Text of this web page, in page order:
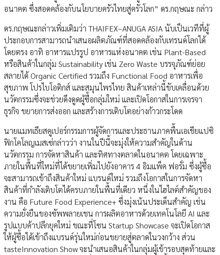
อนาคต ซึ่งสอดคล้องกับนโยบายครัวไทยสู่ครัวโลก” ดร.กฤษณะ กล่าว
ดร.กฤษณะกล่าวเพิ่มเติมว่า THAIFEX–ANUGA ASIA นับเป็นเวทีที่ผู้
ประกอบการสามารถนำเสนอผลิตภัณฑ์ที่สอดคล้องกับเทรนด์โลกได้
โดยตรง อาทิ อาหารแปรรูป อาหารแห่งอนาคต เช่น Plant-Based
หรือสินค้าในกลุ่ม Sustainability เช่น Zero Waste บรรจุภัณฑ์ย่อย
สลายได้ Organic Certified รวมถึง Functional Food อาหารเพื่อ
สุขภาพ โปรไบโอติกส์ และสมุนไพรไทย สินค้าเหล่านี้ขับเคลื่อนด้วย
นวัตกรรมซึ่งจะช่วยดึงดูดผู้ซื้อกลุ่มใหม่ และเปิดโอกาสในการเจรจา
ธุรกิจ ขยายการส่งออก และสร้างการเติบโตอย่างก้าวกระโดด
นายแมทเธียสคูเปอร์กรรมการผู้จัดการและประธานภาคพื้นเอเชียแปซิ
ฟิกโคโลญเมสเซ่กล่าวว่า งานในปีนี้จะมุ่งให้ความสำคัญในด้าน
นวัตกรรม การจัดหาสินค้า และทิศทางตลาดในอนาคต โดยเฉพาะ
ภายในพื้นที่ใหม่ที่ได้ขยายเพิ่มไปยังอาคาร 4 อิมแพ็ค ฟอรั่ม ซึ่งผู้ซื้อ
จะสามารถเข้าถึงสินค้าใหม่ แบรนด์ใหม่ รวมถึงโอกาสในการจัดหา
สินค้าที่กำลังเติบโตได้ครบภายในพื้นที่เดียว หนึ่งในไฮไลต์สำคัญของ
งาน คือ Future Food Experience+ ซึ่งมุ่งเน้นประเด็นสำคัญ เช่น
ความยั่งยืนของซัพพลายเชน การผลิตอาหารด้วยเทคโนโลยี AI และ
รูปแบบค้าปลีกยุคใหม่ ขณะที่โซน Startup Showcase จะเปิดโอกาส
ให้ผู้ซื้อได้เข้าถึงแบรนด์รุ่นใหม่ก่อนขยายสู่ตลาดในวงกว้าง ส่วน
tasteInnovation Show จะนำเสนอสินค้าในกลุ่มผู้เข้ารอบสุดท้ายและ